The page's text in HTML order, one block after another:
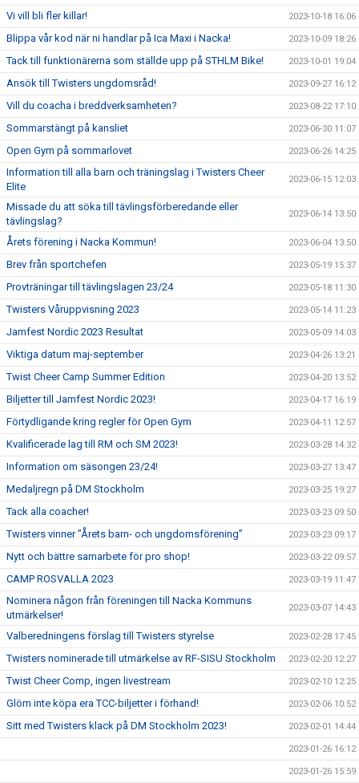
Vi vill bli fler killar! 2023-10-18 16:06
Blippa vår kod när ni handlar på Ica Maxi i Nacka! 2023-10-09 18:26
Tack till funktionärerna som ställde upp på STHLM Bike! 2023-10-01 19:04
Ansök till Twisters ungdomsråd! 2023-09-27 16:12
Vill du coacha i breddverksamheten? 2023-08-22 17:10
Sommarstängt på kansliet 2023-06-30 11:07
Open Gym på sommarlovet 2023-06-26 14:25
Information till alla barn och träningslag i Twisters Cheer
Elite
2023-06-15 12:03
Missade du att söka till tävlingsförberedande eller
tävlingslag?
2023-06-14 13:50
Årets förening i Nacka Kommun! 2023-06-04 13:50
Brev från sportchefen 2023-05-19 15:37
Provträningar till tävlingslagen 23/24 2023-05-18 11:30
Twisters Våruppvisning 2023 2023-05-14 11:23
Jamfest Nordic 2023 Resultat 2023-05-09 14:03
Viktiga datum maj-september 2023-04-26 13:21
Twist Cheer Camp Summer Edition 2023-04-20 13:52
Biljetter till Jamfest Nordic 2023! 2023-04-17 16:19
Förtydligande kring regler för Open Gym 2023-04-11 12:57
Kvalificerade lag till RM och SM 2023! 2023-03-28 14:32
Information om säsongen 23/24! 2023-03-27 13:47
Medaljregn på DM Stockholm 2023-03-25 19:27
Tack alla coacher! 2023-03-23 09:50
Twisters vinner ”Årets barn- och ungdomsförening” 2023-03-23 09:17
Nytt och bättre samarbete för pro shop! 2023-03-22 09:57
CAMP ROSVALLA 2023 2023-03-19 11:47
Nominera någon från föreningen till Nacka Kommuns
utmärkelser!
2023-03-07 14:43
Valberedningens förslag till Twisters styrelse 2023-02-28 17:45
Twisters nominerade till utmärkelse av RF-SISU Stockholm 2023-02-20 12:27
Twist Cheer Comp, ingen livestream 2023-02-10 12:25
Glöm inte köpa era TCC-biljetter i förhand! 2023-02-06 10:52
Sitt med Twisters klack på DM Stockholm 2023! 2023-02-01 14:44
2023-01-26 16:12
2023-01-26 15:59